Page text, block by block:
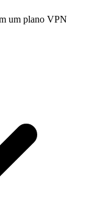
um plano VPN